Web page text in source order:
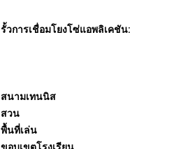
รั้วการเชื่อมโยงโซ่แอพลิเคชัน:
สนามเทนนิส
สวน
พื้นที่เล่น